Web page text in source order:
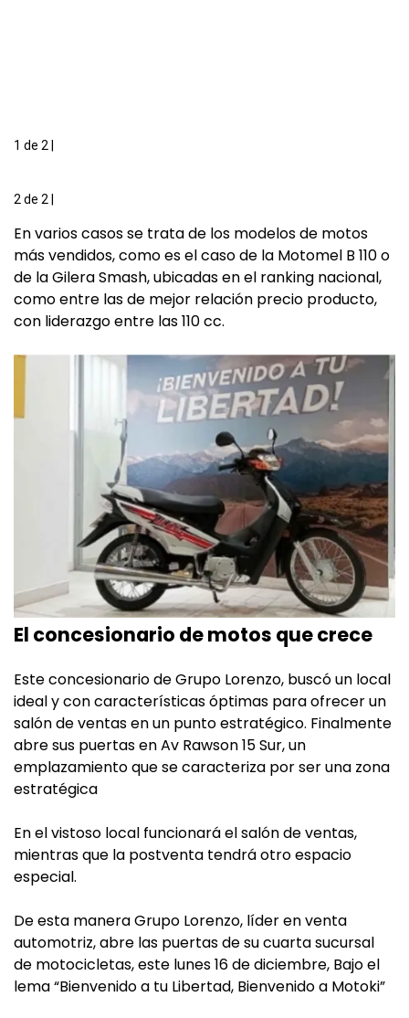
1 de 2 |
2 de 2 |
En varios casos se trata de los modelos de motos
más vendidos, como es el caso de la Motomel B 110 o
de la Gilera Smash, ubicadas en el ranking nacional,
como entre las de mejor relación precio producto,
con liderazgo entre las 110 cc.
El concesionario de motos que crece
Este concesionario de Grupo Lorenzo, buscó un local
ideal y con características óptimas para ofrecer un
salón de ventas en un punto estratégico. Finalmente
abre sus puertas en Av Rawson 15 Sur, un
emplazamiento que se caracteriza por ser una zona
estratégica
En el vistoso local funcionará el salón de ventas,
mientras que la postventa tendrá otro espacio
especial.
De esta manera Grupo Lorenzo, líder en venta
automotriz, abre las puertas de su cuarta sucursal
de motocicletas, este lunes 16 de diciembre, Bajo el
lema “Bienvenido a tu Libertad, Bienvenido a Motoki”